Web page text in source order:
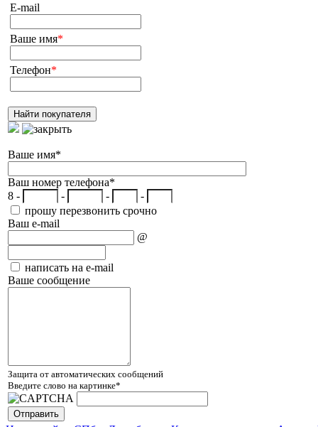
E-mail
Ваше имя*
Телефон*
Ваше имя*
Ваш номер телефона*
8 -
- -
-
прошу перезвонить срочно
Ваш e-mail
@
написать на e-mail
Ваше сообщение
Защита от автоматических сообщений
Введите слово на картинке*